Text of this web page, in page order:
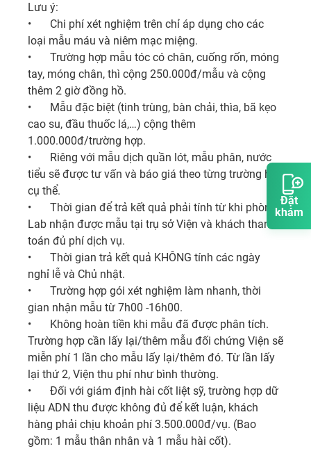
Đặt
khám
Lưu ý:
•	Chi phí xét nghiệm trên chỉ áp dụng cho các
loại mẫu máu và niêm mạc miệng.
•	Trường hợp mẫu tóc có chân, cuống rốn, móng
tay, móng chân, thì cộng 250.000đ/mẫu và cộng
thêm 2 giờ đồng hồ.
•	Mẫu đặc biệt (tinh trùng, bàn chải, thìa, bã kẹo
cao su, đầu thuốc lá,…) cộng thêm
1.000.000đ/trường hợp.
•	Riêng với mẫu dịch quần lót, mẫu phân, nước
tiểu sẽ được tư vấn và báo giá theo từng trường hợp
cụ thể.
•	Thời gian để trả kết quả phải tính từ khi phòng
Lab nhận được mẫu tại trụ sở Viện và khách thanh
toán đủ phí dịch vụ.
•	Thời gian trả kết quả KHÔNG tính các ngày
nghỉ lễ và Chủ nhật.
•	Trường hợp gói xét nghiệm làm nhanh, thời
gian nhận mẫu từ 7h00 -16h00.
•	Không hoàn tiền khi mẫu đã được phân tích.
Trường hợp cần lấy lại/thêm mẫu đối chứng Viện sẽ
miễn phí 1 lần cho mẫu lấy lại/thêm đó. Từ lần lấy
lại thứ 2, Viện thu phí như bình thường.
•	Đối với giám định hài cốt liệt sỹ, trường hợp dữ
liệu ADN thu được không đủ để kết luận, khách
hàng phải chịu khoản phí 3.500.000đ/vụ. (Bao
gồm: 1 mẫu thân nhân và 1 mẫu hài cốt).